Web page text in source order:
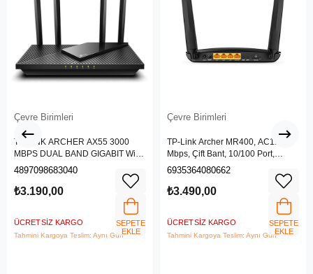
Çevre Birimleri
TP-LINK ARCHER AX55 3000
MBPS DUAL BAND GIGABIT Wi-Fi
6 ROUTER
4897098683040
₺3.190,00
ÜCRETSIZ KARGO
Tahmini Kargoya Teslim: Aynı Gün
SEPETE
EKLE
Çevre Birimleri
TP-Link Archer MR400, AC1200
Mbps, Çift Bant, 10/100 Port,
4G/3G SIM Yuvası, Kablosuz 4G
6935364080662
₺3.490,00
ÜCRETSIZ KARGO
Tahmini Kargoya Teslim: Aynı Gün
SEPETE
EKLE